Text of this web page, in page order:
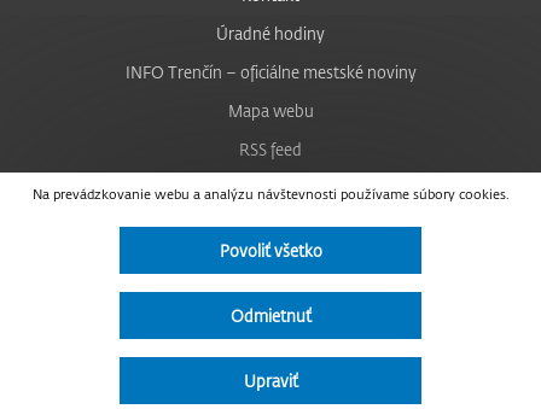
Na prevádzkovanie webu a analýzu návštevnosti používame súbory cookies.
Povoliť všetko
Odmietnuť
Upraviť
Úradné hodiny
INFO Trenčín – oficiálne mestské noviny
Mapa webu
RSS feed
Nastavenie cookies
Facebook
Instagram
Vyhlásenie o prístupnosti